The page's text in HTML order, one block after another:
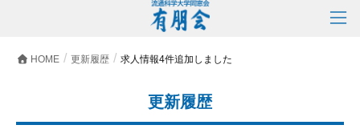
HOME 更新履歴 求人情報4件追加しました
更新履歴